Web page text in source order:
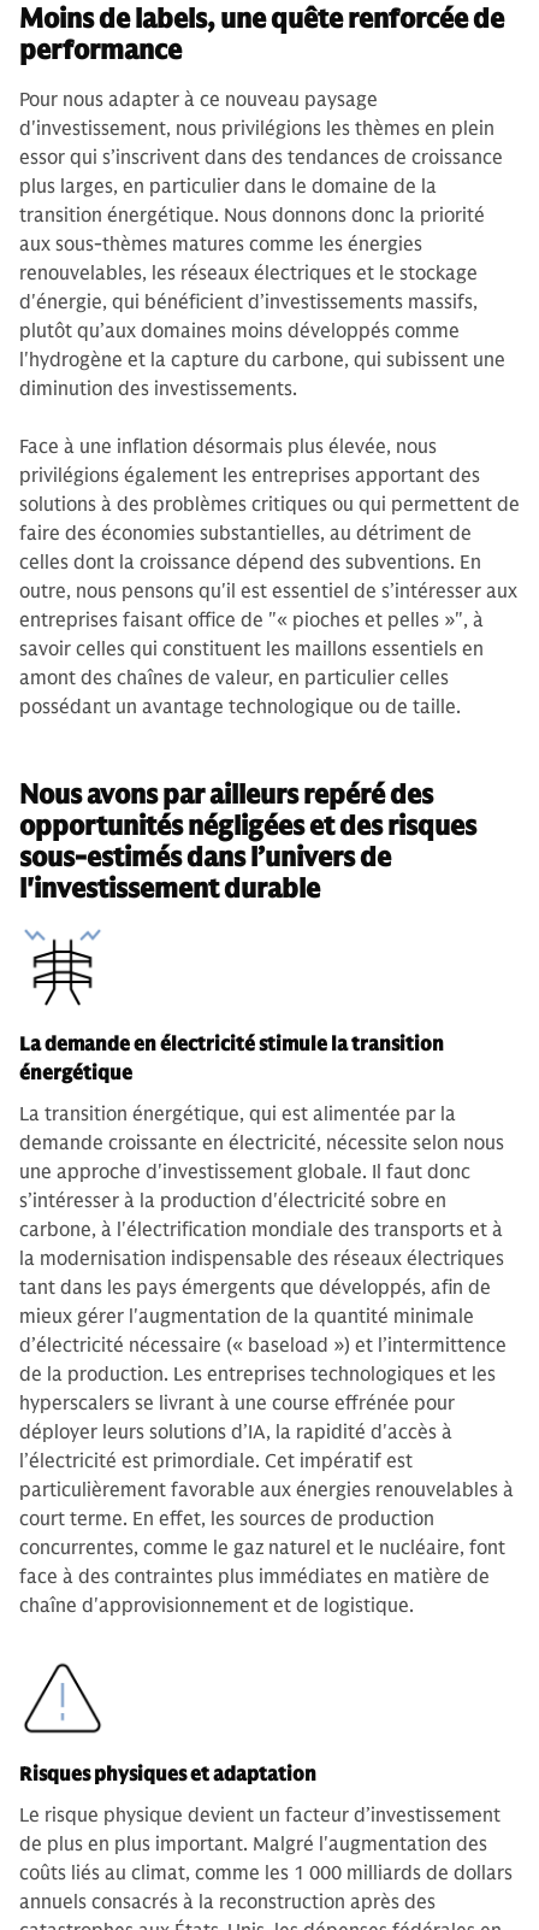
Moins de labels, une quête renforcée de
performance
Pour nous adapter à ce nouveau paysage
d'investissement, nous privilégions les thèmes en plein
essor qui s’inscrivent dans des tendances de croissance
plus larges, en particulier dans le domaine de la
transition énergétique. Nous donnons donc la priorité
aux sous-thèmes matures comme les énergies
renouvelables, les réseaux électriques et le stockage
d'énergie, qui bénéficient d’investissements massifs,
plutôt qu’aux domaines moins développés comme
l'hydrogène et la capture du carbone, qui subissent une
diminution des investissements.
Face à une inflation désormais plus élevée, nous
privilégions également les entreprises apportant des
solutions à des problèmes critiques ou qui permettent de
faire des économies substantielles, au détriment de
celles dont la croissance dépend des subventions. En
outre, nous pensons qu'il est essentiel de s’intéresser aux
entreprises faisant office de "« pioches et pelles »", à
savoir celles qui constituent les maillons essentiels en
amont des chaînes de valeur, en particulier celles
possédant un avantage technologique ou de taille.
Nous avons par ailleurs repéré des
opportunités négligées et des risques
sous-estimés dans l’univers de
l'investissement durable
La demande en électricité stimule la transition
énergétique
La transition énergétique, qui est alimentée par la
demande croissante en électricité, nécessite selon nous
une approche d'investissement globale. Il faut donc
s’intéresser à la production d'électricité sobre en
carbone, à l'électrification mondiale des transports et à
la modernisation indispensable des réseaux électriques
tant dans les pays émergents que développés, afin de
mieux gérer l'augmentation de la quantité minimale
d’électricité nécessaire (« baseload ») et l’intermittence
de la production. Les entreprises technologiques et les
hyperscalers se livrant à une course effrénée pour
déployer leurs solutions d’IA, la rapidité d'accès à
l’électricité est primordiale. Cet impératif est
particulièrement favorable aux énergies renouvelables à
court terme. En effet, les sources de production
concurrentes, comme le gaz naturel et le nucléaire, font
face à des contraintes plus immédiates en matière de
chaîne d'approvisionnement et de logistique.
Risques physiques et adaptation
Le risque physique devient un facteur d’investissement
de plus en plus important. Malgré l'augmentation des
coûts liés au climat, comme les 1 000 milliards de dollars
annuels consacrés à la reconstruction après des